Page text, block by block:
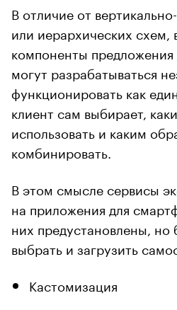
В отличие от
или иерархических схем,
компоненты предложения
могут разрабатываться
функционировать как
клиент сам выбирает,
использовать и каким
комбинировать.
В этом смысле сервисы
на приложения для
них предустановлены,
выбрать и загрузить
Кастомизация